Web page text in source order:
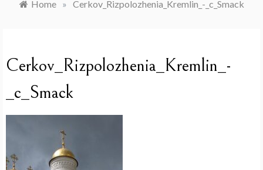
Home » Cerkov_Rizpolozhenia_Kremlin_-_c_Smack
Cerkov_Rizpolozhenia_Kremlin_-
_c_Smack